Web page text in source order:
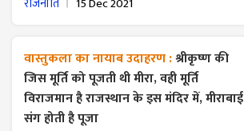
वास्तुकला का नायाब उदाहरण :श्रीकृष्ण की
जिस मूर्ति को पूजती थी मीरा, वही मूर्ति
विराजमान है राजस्थान के इस मंदिर में, मीराबाई
संग होती है पूजा